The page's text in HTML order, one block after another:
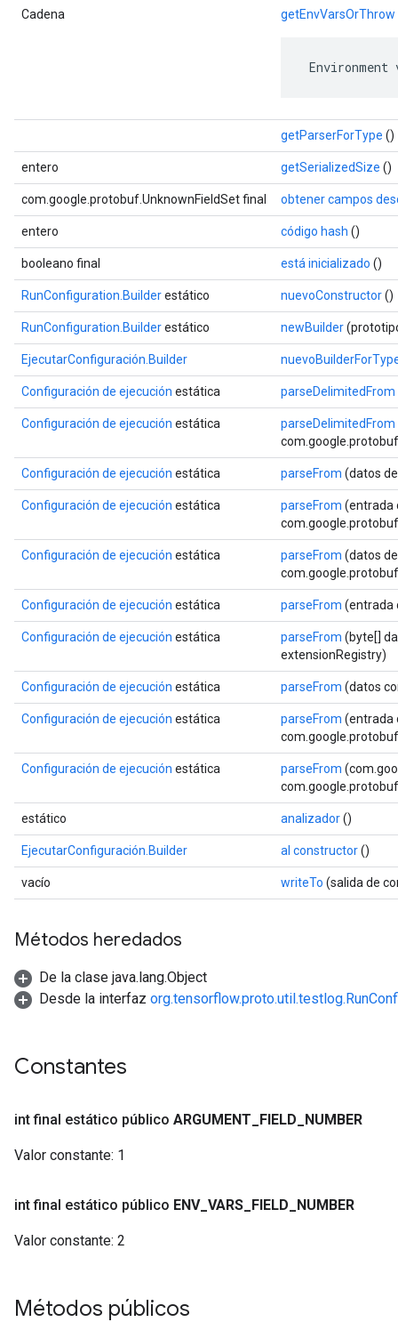
Cadena getEnvVarsOrThrow
getParserForType ()
entero getSerializedSize ()
com.google.protobuf.UnknownFieldSet final obtener campos
entero código hash ()
booleano final está inicializado ()
RunConfiguration.Builderestático nuevoConstructor()
RunConfiguration.Builderestático newBuilder
EjecutarConfiguración.Builder
Configuración de ejecución estática parseDelimitedFrom
Configuración de ejecución estática parseDelimitedFrom
Configuración de ejecución estática parseFrom (datos
Configuración de ejecución estática parseFrom (entrada
Configuración de ejecución estática parseFrom (datos
Configuración de ejecución estática parseFrom (entrada
Configuración de ejecución estática parseFrom (byte[]
extensionRegistry)
Configuración de ejecución estática parseFrom (datos
Configuración de ejecución estática parseFrom (entrada
Configuración de ejecución estática parseFrom
estático analizador()
EjecutarConfiguración.Builder al constructor()
vacío writeTo (salida de
Métodos heredados
De la clase java.lang.Object
Desde la interfaz
Constantes
int final estático público ARGUMENT FIELD NUMBER
Valor constante: 1
int final estático público ENV_ VARS FIELD NUMBER
Valor constante: 2
Métodos públicos